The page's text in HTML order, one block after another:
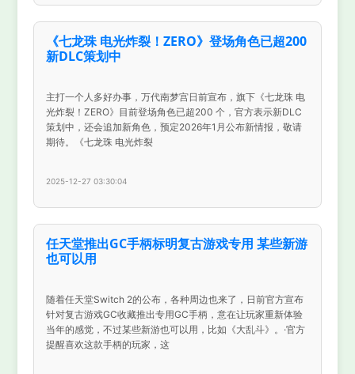
《七龙珠 电光炸裂！ZERO》登场角色已超200
新DLC策划中
主打一个人多好办事，万代南梦宫日前宣布，旗下《七龙珠 电
光炸裂！ZERO》目前登场角色已超200 个，官方表示新DLC
策划中，还会追加新角色，预定2026年1月公布新情报，敬请
期待。《七龙珠 电光炸裂
2025-12-27 03:30:04
任天堂推出GC手柄标明复古游戏专用 某些新游
也可以用
随着任天堂Switch 2的公布，各种周边也来了，日前官方宣布
针对复古游戏GC收藏推出专用GC手柄，意在让玩家重新体验
当年的感觉，不过某些新游也可以用，比如《大乱斗》。·官方
提醒喜欢这款手柄的玩家，这